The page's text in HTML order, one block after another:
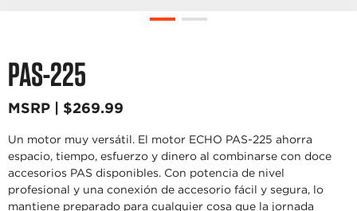
PAS-225
MSRP | $269.99
Un motor muy versátil. El motor ECHO PAS-225 ahorra
espacio, tiempo, esfuerzo y dinero al combinarse con doce
accesorios PAS disponibles. Con potencia de nivel
profesional y una conexión de accesorio fácil y segura, lo
mantiene preparado para cualquier cosa que la jornada